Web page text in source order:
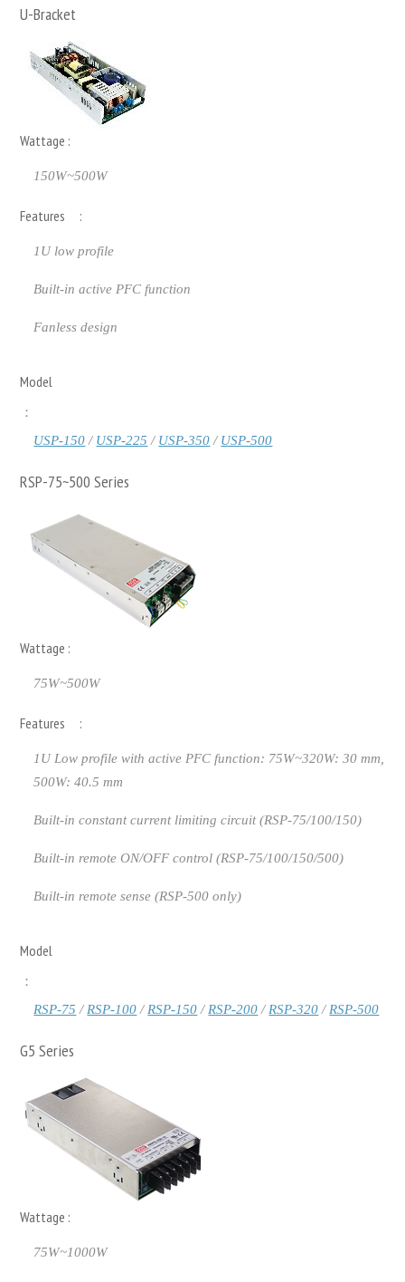
U-Bracket
Wattage :
150W~500W
Features :
1U low profile
Built-in active PFC function
Fanless design
Model
：
USP-150/ USP-225 / USP-350/ USP-500
RSP-75~500 Series
Wattage :
75W~500W
Features :
1U Low profile with active PFC function: 75W~320W: 30 mm,
500W: 40.5 mm
Built-in constant current limiting circuit (RSP-75/100/150)
Built-in remote ON/OFF control (RSP-75/100/150/500)
Built-in remote sense (RSP-500 only)
Model
：
RSP-75 /RSP-100/RSP-150/RSP-200/RSP-320/RSP-500
G5 Series
Wattage :
75W~1000W